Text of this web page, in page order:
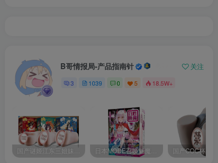
B哥情报局-产品指南针 关注
3 1039 0 5 18.5W+
国产谜姬江东三姐妹国潮飞机杯低中高刺激度全覆盖飞机杯测评报告 日本MODE召唤魅魔飞机杯高刺激榨汁姬名器倒模自慰器使用体验及测评报告